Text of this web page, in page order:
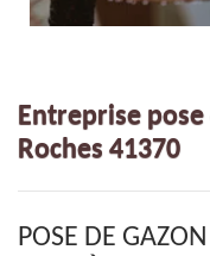
Entreprise
Roches 41370
POSE DE